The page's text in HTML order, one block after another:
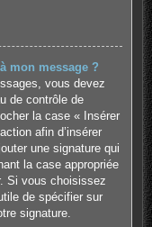
mon message ?
vous devez
de contrôle de
la case « Insérer
afin d’insérer
une signature qui
la case appropriée
Si vous choisissez
de spécifier sur
signature.